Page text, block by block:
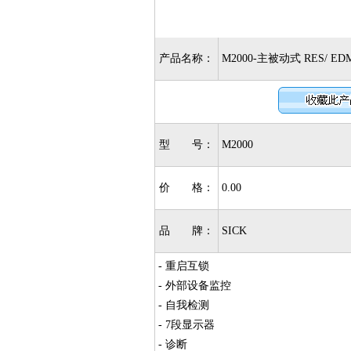
产品名称： M2000-主被动式 RES/
型 号： M2000
价 格： 0.00
品 牌： SICK
- 重启互锁
- 外部设备监控
- 自我检测
- 7段显示器
- 诊断